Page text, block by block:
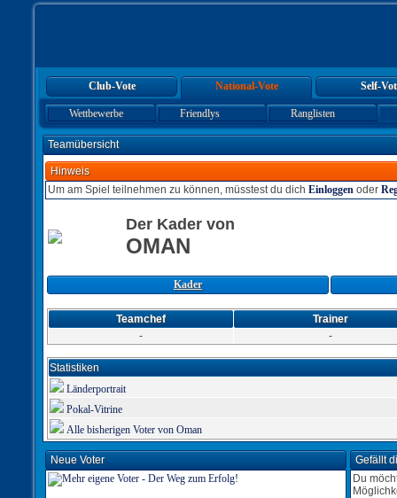
Club-Vote National-Vote Self-
Wettbewerbe Friendlys Ranglisten
Teamübersicht
Hinweis
Um am Spiel teilnehmen zu können, müsstest du dich Einloggen oder
Der Kader von
OMAN
Kader
Teamchef
Trainer
-
-
Statistiken
Länderportrait
Pokal-Vitrine
Alle bisherigen Voter von Oman
Neue Voter
Gefällt
Du